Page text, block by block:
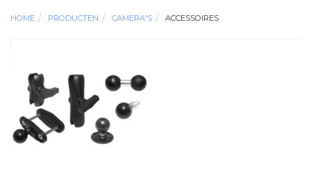
HOME PRODUCTEN CAMERA'S ACCESSOIRES